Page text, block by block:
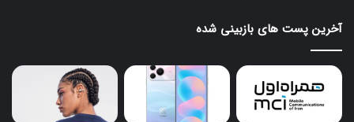
آخرین پست های بازبینی شده